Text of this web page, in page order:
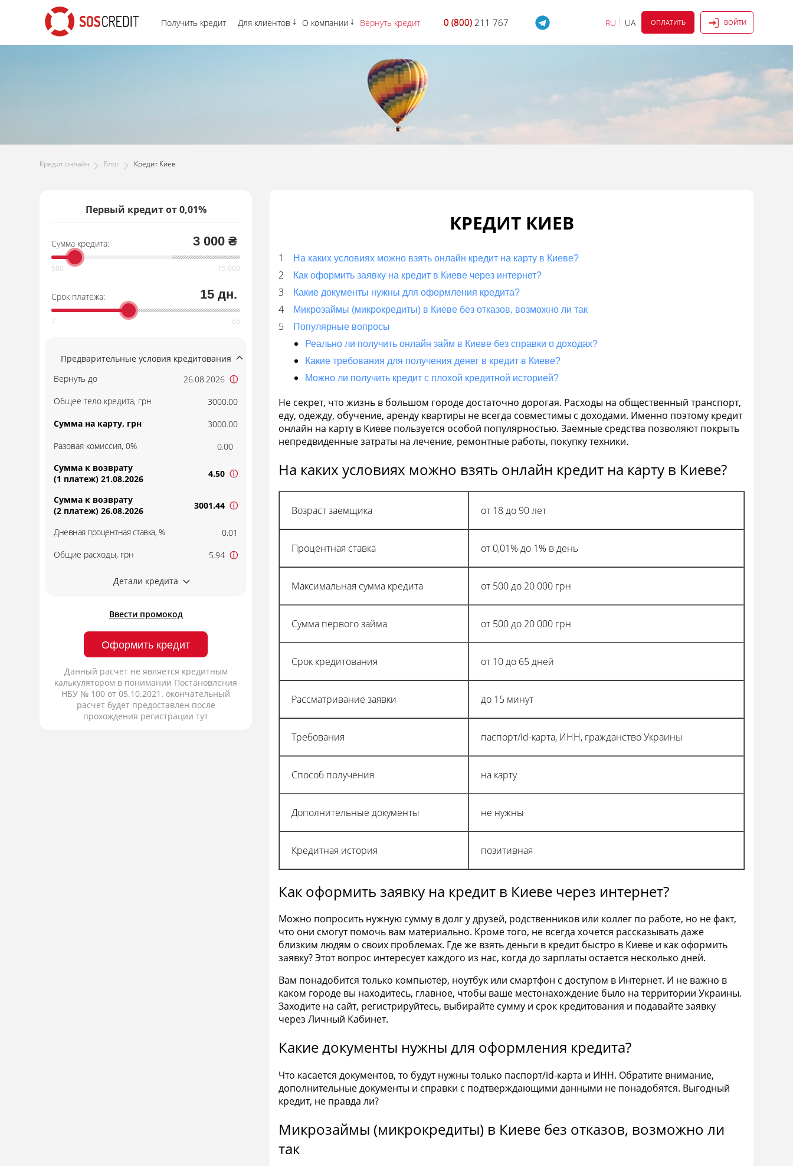
Получить кредит Для клиентов О компании Вернуть кредит 0 (800)
0 (800) 211 767 RU UA ОПЛАТИТЬ ВОЙТИ
Кредит онлайн Блог Кредит Киев
Первый кредит от 0,01%
Сумма кредита: 3 000 ₴
Срок платежа: 15 дн.
Предварительные условия кредитования
Вернуть до
26.08.2026 ⓘ
Общее тело кредита, грн
3000.00
Сумма на карту, грн
3000.00
Разовая комиссия, 0%
0.00
Сумма к возврату
(1 платеж) 21.08.2026
4.50 ⓘ
Сумма к возврату
(2 платеж) 26.08.2026
3001.44 ⓘ
Дневная процентная ставка, %
0.01
Общие расходы, грн
5.94 ⓘ
Детали кредита
Ввести промокод
Оформить кредит
Данный расчет не является кредитным
калькулятором в понимании Постановления
НБУ № 100 от 05.10.2021. окончательный
расчет будет предоставлен после
прохождения регистрации тут
КРЕДИТ КИЕВ
На каких условиях можно взять онлайн кредит на карту в Киеве?
Как оформить заявку на кредит в Киеве через интернет?
Какие документы нужны для оформления кредита?
Микрозаймы (микрокредиты) в Киеве без отказов, возможно ли так
Популярные вопросы
Реально ли получить онлайн займ в Киеве без справки о доходах?
Какие требования для получения денег в кредит в Киеве?
Можно ли получить кредит с плохой кредитной историей?
Не секрет, что жизнь в большом городе достаточно дорогая. Расходы на общественный транспорт,
еду, одежду, обучение, аренду квартиры не всегда совместимы с доходами. Именно поэтому кредит
онлайн на карту в Киеве пользуется особой популярностью. Заемные средства позволяют покрыть
непредвиденные затраты на лечение, ремонтные работы, покупку техники.
На каких условиях можно взять онлайн кредит на карту в Киеве?
Возраст заемщика от 18 до 90 лет
Процентная ставка от 0,01% до 1% в день
Максимальная сумма кредита от 500 до 20 000 грн
Сумма первого займа от 500 до 20 000 грн
Срок кредитования от 10 до 65 дней
Рассматривание заявки до 15 минут
Требования паспорт/id-карта, ИНН, гражданство Украины
Способ получения на карту
Дополнительные документы не нужны
Кредитная история позитивная
Как оформить заявку на кредит в Киеве через интернет?
Можно попросить нужную сумму в долг у друзей, родственников или коллег по работе, но не факт,
что они смогут помочь вам материально. Кроме того, не всегда хочется рассказывать даже
близким людям о своих проблемах. Где же взятьденьги в кредит быстро в Киеве и как оформить
заявку? Этот вопрос интересует каждого из нас, когда до зарплаты остается несколько дней.
Вам понадобится только компьютер, ноутбук или смартфон с доступом в Интернет. И не важно в
каком городе вы находитесь, главное, чтобы ваше местонахождение было на территории Украины.
Заходите на сайт, регистрируйтесь, выбирайте сумму и срок кредитования и подавайте заявку
через Личный Кабинет.
Какие документы нужны для оформления кредита?
Что касается документов, то будут нужны только паспорт/id-карта и ИНН. Обратите внимание,
дополнительные документы и справки с подтверждающими данными не понадобятся. Выгодный
кредит, не правда ли?
Микрозаймы (микрокредиты) в Киеве без отказов, возможно ли
так